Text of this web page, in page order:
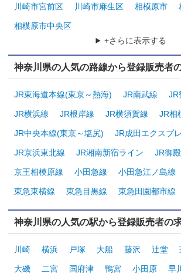
川崎市宮前区 川崎市麻生区 相模原市
相模原市中央区
+さらに表示する
神奈川県の人気の路線から登録販売者
JR東海道本線(東京～熱海) JR南武線 JR
JR横浜線 JR根岸線 JR横須賀線 JR相
JR中央本線(東京～塩尻) JR成田エクスプ
JR京浜東北線 JR湘南新宿ライン JR御
京王相模原線 小田急線 小田急江ノ島線
東急東横線 東急目黒線 東急田園都市線
神奈川県の人気の駅から登録販売者の
川崎 横浜 戸塚 大船 藤沢 辻堂
大磯 二宮 国府津 鴨宮 小田原 早川